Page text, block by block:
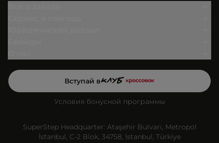
Вступай в
Условия бонусной программы
SuperStep Headquarter: Ataşehir Bulvarı, Metropol
İstanbul, C-2 Blok, 34758, İstanbul, Türkiye